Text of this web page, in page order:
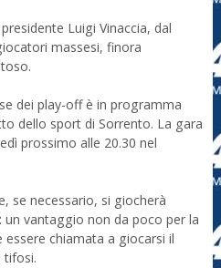
Luigi Vinaccia, dal
massesi, finora
dei play-off è in programma
dello sport di Sorrento. La gara
prossimo alle 20.30 nel
se necessario, si giocherà
vantaggio non da poco per la
chiamata a giocarsi il
tifosi.